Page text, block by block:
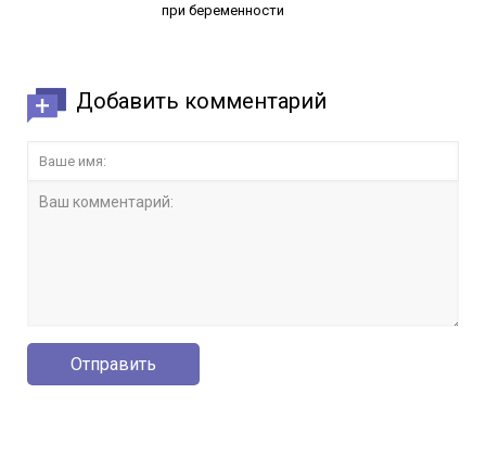
при беременности
Добавить комментарий